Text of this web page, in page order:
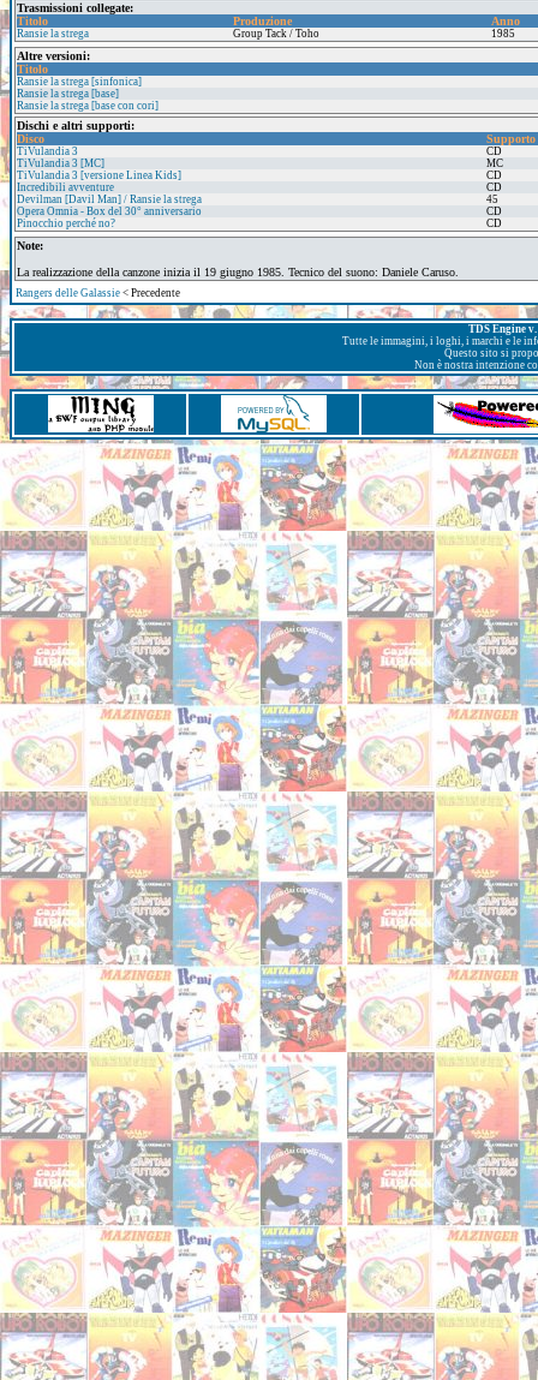
Trasmissioni collegate:
Titolo
Produzione Anno
Ransie la strega Group Tack / Toho 1985
Altre versioni:
Titolo
Ransie la strega [sinfonica]
Ransie la strega [base]
Ransie la strega [base con cori]
Dischi e altri supporti:
Disco
Supporto
TiVulandia 3
CD
TiVulandia 3 [MC]
MC
TiVulandia 3 [versione Linea Kids]
CD
Incredibili avventure
CD
Devilman [Davil Man] / Ransie la strega
45
Opera Omnia - Box del 30° anniversario
CD
Pinocchio perché no?
CD
Note:
La realizzazione della canzone inizia il 19 giugno 1985. Tecnico del suono: Daniele Caruso.
Rangers delle Galassie < Precedente
TDS Engine
Tutte le immagini, i loghi, i marchi e le
Questo sito si
Non è nostra intenzione